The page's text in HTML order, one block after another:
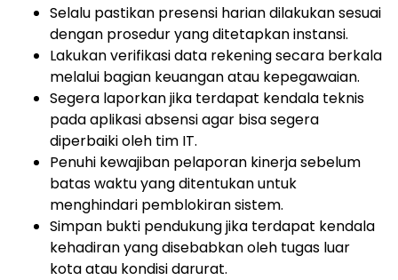
Selalu pastikan presensi harian dilakukan sesuai
dengan prosedur yang ditetapkan instansi.
Lakukan verifikasi data rekening secara berkala
melalui bagian keuangan atau kepegawaian.
Segera laporkan jika terdapat kendala teknis
pada aplikasi absensi agar bisa segera
diperbaiki oleh tim IT.
Penuhi kewajiban pelaporan kinerja sebelum
batas waktu yang ditentukan untuk
menghindari pemblokiran sistem.
Simpan bukti pendukung jika terdapat kendala
kehadiran yang disebabkan oleh tugas luar
kota atau kondisi darurat.